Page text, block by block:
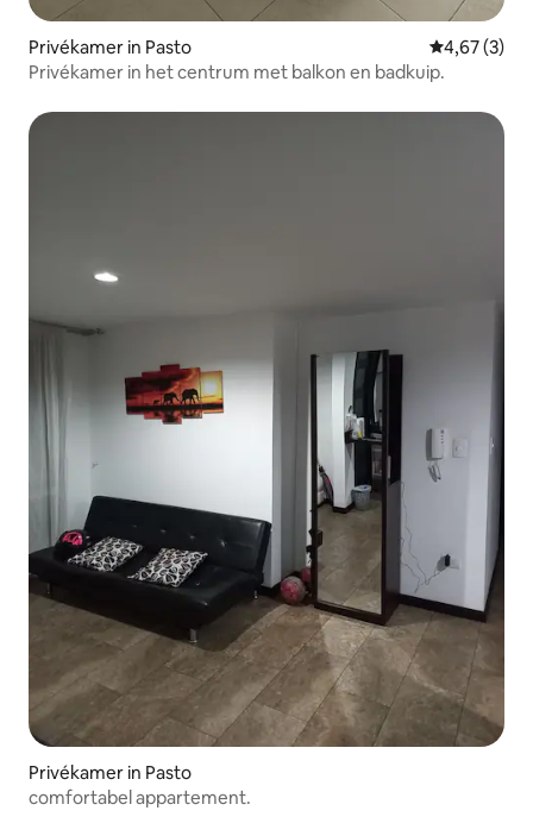
Privékamer in Pasto
4,67 (3)
Privékamer in het centrum met balkon en badkuip.
Privékamer in Pasto
comfortabel appartement.